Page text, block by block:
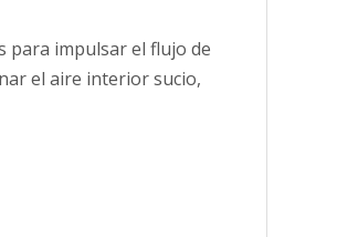
para impulsar el flujo de
el aire interior sucio,